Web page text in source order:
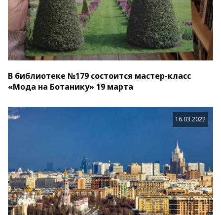
В библиотеке №179 состоится мастер-класс
«Мода на Ботанику» 19 марта
16.03.2022